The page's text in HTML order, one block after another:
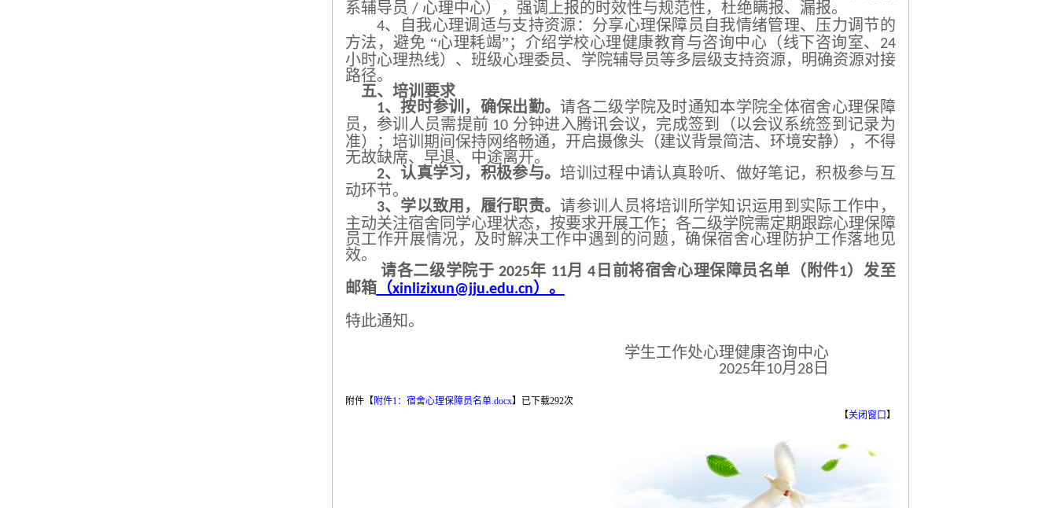
系辅导员 / 心理中心），强调上报的时效性与规范性，杜绝瞒报、漏报。
4、自我心理调适与支持资源：分享心理保障员自我情绪管理、压力调节的
方法，避免 “心理耗竭”；介绍学校心理健康教育与咨询中心（线下咨询室、
24
小时心理热线）、班级心理委员、学院辅导员等多层级支持资源，明确资源对接
路径。
五、培训要求
1、按时参训，确保出勤。请各二级学院及时通知本学院全体宿舍心理保障
员，参训人员需提前 10 分钟进入腾讯会议，完成签到（以会议系统签到记录为
准）；培训期间保持网络畅通，开启摄像头（建议背景简洁、环境安静），不得
无故缺席、早退、中途离开。
2、认真学习，积极参与。 培训过程中请认真聆听、做好笔记，积极参与互
动环节。
3、学以致用，履行职责。请参训人员将培训所学知识运用到实际工作中，
主动关注宿舍同学心理状态，按要求开展工作；各二级学院需定期跟踪心理保障
员工作开展情况，及时解决工作中遇到的问题，确保宿舍心理防护工作落地见
效。
请各二级学院于 2025年 11月4 日前将宿舍心理保障员名单（附件1）发至
邮箱（xinlizixun@jju.edu.cn）。
特此通知。
学生工作处心理健康咨询中心
2025年10月 28日
附件【附件1：宿舍心理保障员名单.docx】 已下载292次
【关闭窗口】